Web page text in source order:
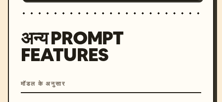
अन्य PROMPT
FEATURES
मॉडल के अनुसार